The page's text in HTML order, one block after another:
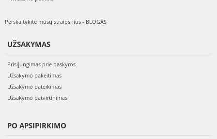
Perskaitykite mūsų straipsnius - BLOGAS
UŽSAKYMAS
Prisijungimas prie paskyros
Užsakymo pakeitimas
Užsakymo pateikimas
Užsakymo patvirtinimas
PO APSIPIRKIMO